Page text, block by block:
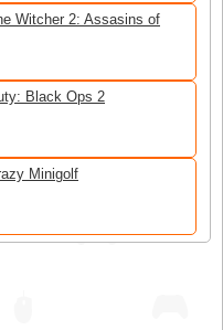
Witcher 2: Assasins of
Black Ops 2
Minigolf